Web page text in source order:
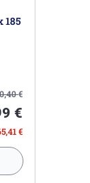
185
€
€
€